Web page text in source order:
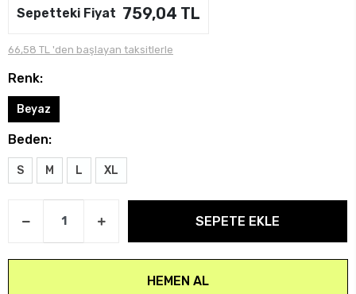
Sepetteki Fiyat 759,04 TL
66,58 TL 'den başlayan taksitlerle
Renk:
Beyaz
Beden:
S M L XL
SEPETE EKLE
HEMEN AL